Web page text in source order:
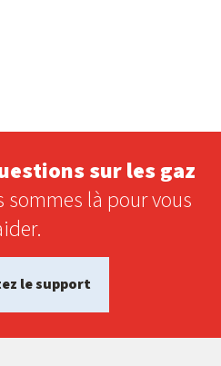
sur les gaz
là pour vous
le support